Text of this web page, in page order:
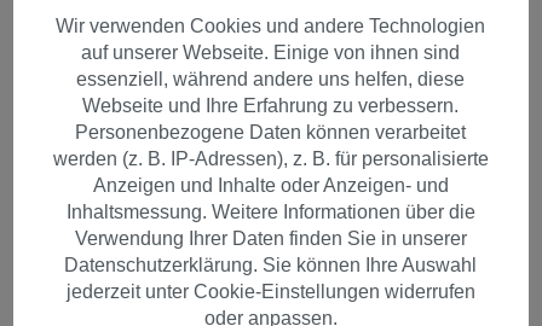
Afro Perücke 70er Jahre Party
Braun Dunkelbraun PW0011-
P4
Wir verwenden Cookies und andere Technologien
auf unserer Webseite. Einige von ihnen sind
essenziell, während andere uns helfen, diese
Webseite und Ihre Erfahrung zu verbessern.
Personenbezogene Daten können verarbeitet
werden (z. B. IP-Adressen), z. B. für personalisierte
Anzeigen und Inhalte oder Anzeigen- und
Inhaltsmessung. Weitere Informationen über die
Verwendung Ihrer Daten finden Sie in unserer
Datenschutzerklärung. Sie können Ihre Auswahl
jederzeit unter Cookie-Einstellungen widerrufen
oder anpassen.